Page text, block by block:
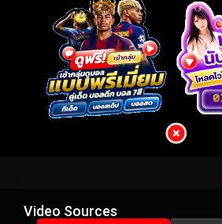
Video Sources